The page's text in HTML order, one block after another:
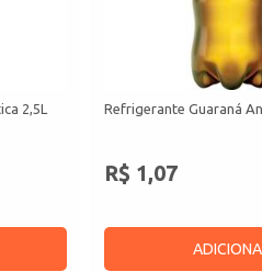
2,5L Refrigerante Guaraná
R$ 1,07